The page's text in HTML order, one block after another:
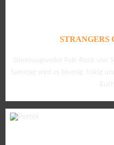
STRANGERS
Stimmungsvoller Folk-Rock von
Samstag wird es bluesig, folkig